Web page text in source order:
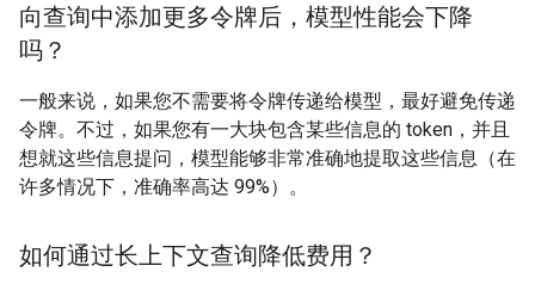
向查询中添加更多令牌后，模型性能会下降
吗？
一般来说，如果您不需要将令牌传递给模型，最好避免传递
令牌。不过，如果您有一大块包含某些信息的 token，并且
想就这些信息提问，模型能够非常准确地提取这些信息（在
许多情况下，准确率高达 99%）。
如何通过长上下文查询降低费用？